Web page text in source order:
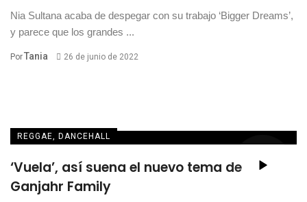
Nia Sultana acaba de despegar con su trabajo ‘Bigger Dreams’,
y parece que los grandes ...
PorTania 26 de junio de 2022
REGGAE, DANCEHALL
‘Vuela’, así suena el nuevo tema de
Ganjahr Family